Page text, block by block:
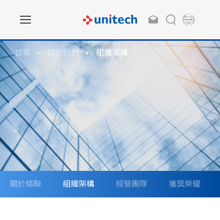
首頁 關於我們 組織架構
關於精聯 組織架構 經營團隊 獲獎榮耀